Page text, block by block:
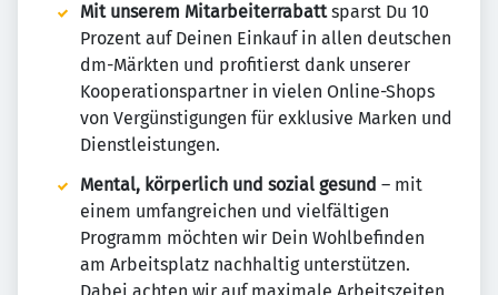
Mit unserem Mitarbeiterrabattsparst Du 10
Prozent auf Deinen Einkauf in allen deutschen
dm-Märkten und profitierst dank unserer
Kooperationspartner in vielen Online-Shops
von Vergünstigungen für exklusive Marken und
Dienstleistungen.
Mental, körperlich und sozial gesund – mit
einem umfangreichen und vielfältigen
Programm möchten wir Dein Wohlbefinden
am Arbeitsplatz nachhaltig unterstützen.